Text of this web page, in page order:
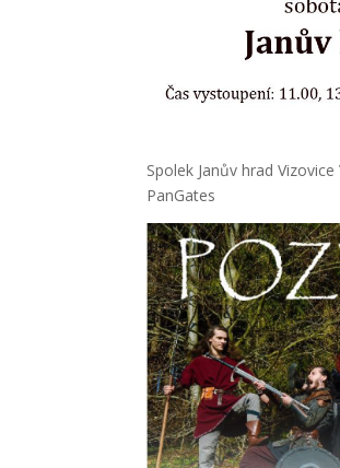
Spolek Janův hrad
PanGates